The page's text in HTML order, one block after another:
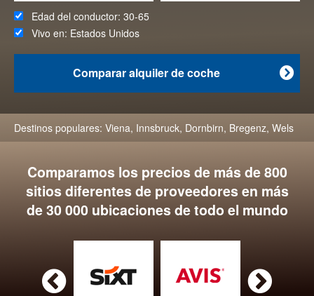
Edad del conductor: 30-65
Vivo en: Estados Unidos

Comparar alquiler de coche
Destinos populares: Viena, Innsbruck, Dornbirn, Bregenz, Wels
Comparamos los precios de más de 800
sitios diferentes de proveedores en más
de 30 000 ubicaciones de todo el mundo
 